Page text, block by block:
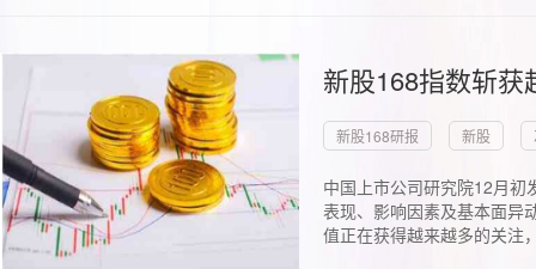
新股168指数斩
新股168研报 新股
中国上市公司研究院12月初
表现、影响因素及基本面异
值正在获得越来越多的关注